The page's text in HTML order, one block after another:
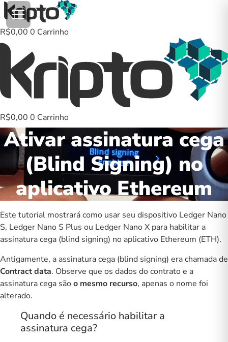
para
o
conteúdo
R$0,00 0 Carrinho
R$0,00 0 Carrinho
Ativar assinatura cega
(Blind Signing) no
aplicativo Ethereum
Este tutorial mostrará como usar seu dispositivo Ledger Nano
S, Ledger Nano S Plus ou Ledger Nano X para habilitar a
assinatura cega (blind signing) no aplicativo Ethereum (ETH).
Antigamente, a assinatura cega (blind signing) era chamada de
Contract data. Observe que os dados do contrato e a
assinatura cega sãoo mesmo recurso, apenas o nome foi
alterado.
Quando é necessário habilitar a
assinatura cega?